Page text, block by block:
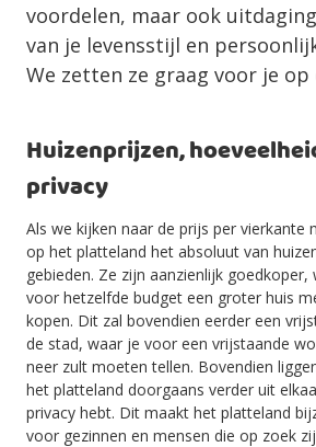
voordelen, maar ook
van je levensstijl en
We zetten ze graag voor je op
Huizenprijzen,
privacy
Als we kijken naar de prijs per vierkante
op het platteland het absoluut van
gebieden. Ze zijn aanzienlijk
voor hetzelfde budget een groter huis
kopen. Dit zal bovendien eerder een
de stad, waar je voor een vrijstaande
neer zult moeten tellen. Bovendien
het platteland doorgaans verder uit
privacy hebt. Dit maakt het platteland
voor gezinnen en mensen die op zoek